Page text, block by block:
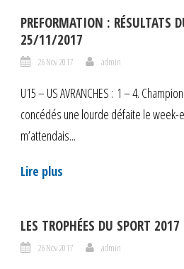
PREFORMATION : RÉSULTATS
25/11/2017
26 Nov 2017 admin
U15 – US AVRANCHES : 1 – 4.
concédés une lourde défaite le week-
m’attendais...
Lire plus
LES TROPHÉES DU SPORT
26 Nov 2017 admin